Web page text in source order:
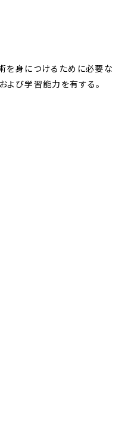
を身につけるために必要な
び学習能力を有する。